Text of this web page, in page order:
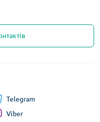
Telegram
Viber